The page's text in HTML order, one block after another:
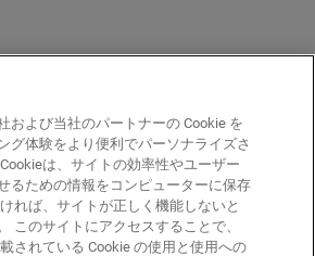
および当社のパートナーの Cookie を
グ体験をより便利でパーソナライズさ
は、サイトの効率性やユーザー
るための情報をコンピューターに保存
れば、サイトが正しく機能しないと
このサイトにアクセスすることで、
されている Cookie の使用と使用への